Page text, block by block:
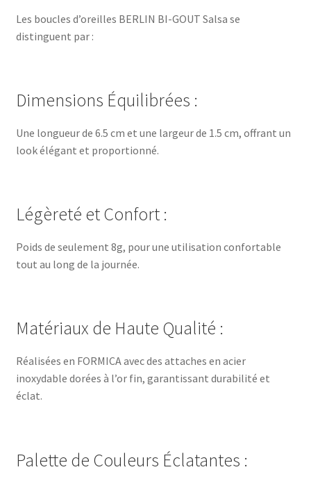
Les boucles d’oreilles BERLIN BI-GOUT Salsa se
distinguent par :
Dimensions Équilibrées :
Une longueur de 6.5 cm et une largeur de 1.5 cm, offrant un
look élégant et proportionné.
Légèreté et Confort :
Poids de seulement 8g, pour une utilisation confortable
tout au long de la journée.
Matériaux de Haute Qualité :
Réalisées en FORMICA avec des attaches en acier
inoxydable dorées à l’or fin, garantissant durabilité et
éclat.
Palette de Couleurs Éclatantes :